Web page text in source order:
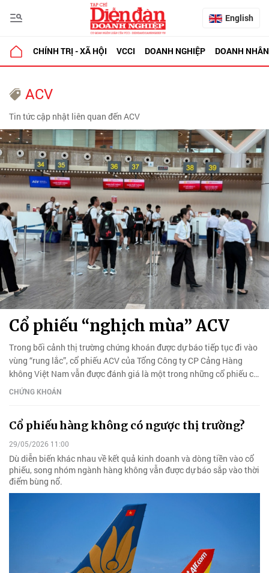
English
CHÍNH TRỊ - XÃ HỘI VCCI DOANH NGHIỆP DOANH NHÂN
ACV
Tin tức cập nhật liên quan đến ACV
Cổ phiếu “nghịch mùa” ACV
Trong bối cảnh thị trường chứng khoán được dự báo tiếp tục đi vào
vùng “rung lắc”, cổ phiếu ACV của Tổng Công ty CP Cảng Hàng
không Việt Nam vẫn được đánh giá là một trong những cổ phiếu có
định giá hấp dẫn và tiềm năng tăng trưởng cao.
CHỨNG KHOÁN
Cổ phiếu hàng không có ngược thị trường?
29/05/2026 11:00
Dù diễn biến khác nhau về kết quả kinh doanh và dòng tiền vào cổ
phiếu, song nhóm ngành hàng không vẫn được dự báo sắp vào thời
điểm bùng nổ.